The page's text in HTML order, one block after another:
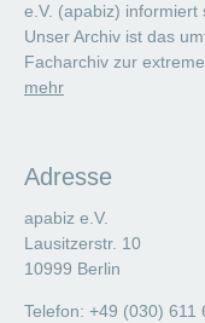
e.V. (apabiz) informiert
Unser Archiv ist das
Facharchiv zur
mehr
Adresse
apabiz e.V.
Lausitzerstr. 10
10999 Berlin
Telefon: +49 (030) 611